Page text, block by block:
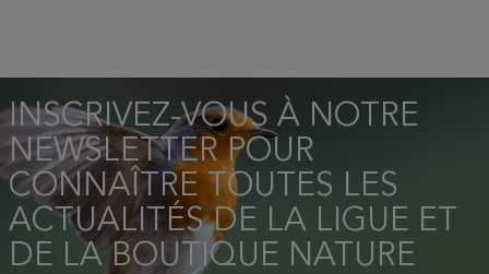
INSCRIVEZ-VOUS À NOTRE
NEWSLETTER POUR
CONNAÎTRE TOUTES LES
ACTUALITÉS DE LA LIGUE ET
DE LA BOUTIQUE NATURE